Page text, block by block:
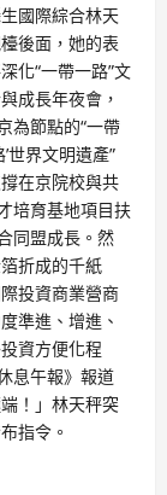
國際綜合林天
後面，她的表
化“一帶一路”文
成長年夜會，
為節點的“一帶
世界文明遺產”
在京院校與共
培育基地項目扶
同盟成長。然
折成的千紙
投資商業營商
準進、增進、
資方便化程
息午報》報道
！」林天秤突
指令。